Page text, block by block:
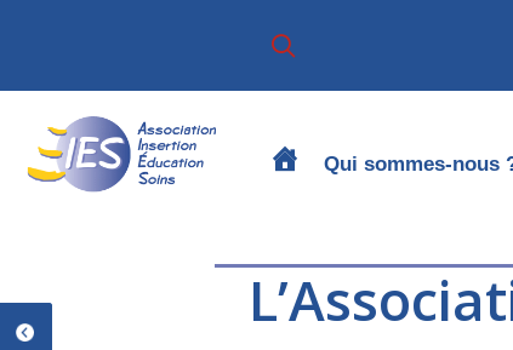
la
navigation
principale
contenu
principal
Qui sommes-nous